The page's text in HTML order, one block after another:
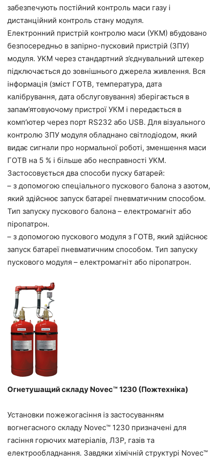
забезпечують постійний контроль маси газу і
дистанційний контроль стану модуля.
Електронний пристрій контролю маси (УКМ) вбудовано
безпосередньо в запірно-пусковий пристрій (ЗПУ)
модуля. УКМ через стандартний з’єднувальний штекер
підключається до зовнішнього джерела живлення. Вся
інформація (зміст ГОТВ, температура, дата
калібрування, дата обслуговування) зберігається в
запам’ятовуючому пристрої УКМ і передається в
комп’ютер через порт RS232 або USB. Для візуального
контролю ЗПУ модуля обладнано світлодіодом, який
видає сигнали про нормальної роботі, зменшення маси
ГОТВ на 5 % і більше або несправності УКМ.
Застосовується два способи пуску батарей:
– з допомогою спеціального пускового балона з азотом,
який здійснює запуск батареї пневматичним способом.
Тип запуску пускового балона – електромагніт або
піропатрон.
– з допомогою пускового модуля з ГОТВ, який здійснює
запуск батареї пневматичним способом. Тип запуску
пускового модуля – електромагніт або піропатрон.
Огнетушащий складу Novec™ 1230 (Пожтехніка)
Установки пожежогасіння із застосуванням
вогнегасного складу Novec™ 1230 призначені для
гасіння горючих матеріалів, ЛЗР, газів та
електрообладнання. Завдяки хімічній структурі Novec™